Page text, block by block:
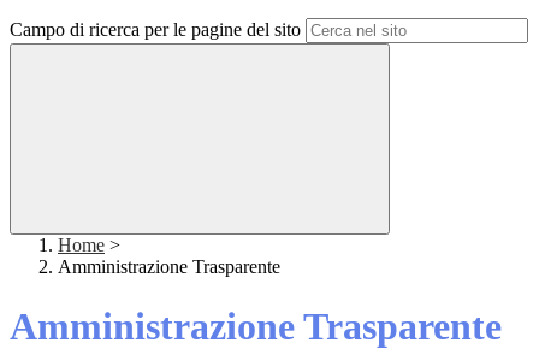
Campo di ricerca per le pagine del sito
Home >
Amministrazione Trasparente
Amministrazione Trasparente